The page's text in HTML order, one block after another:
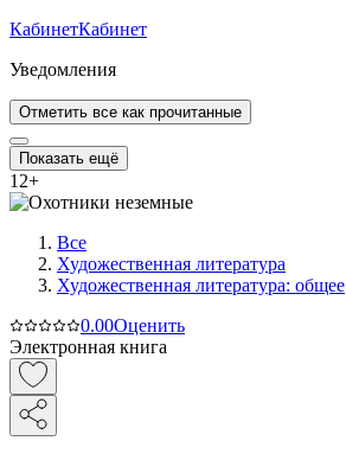
КабинетКабинет
Уведомления
Отметить все как прочитанные
Показать ещё
12+
Все
Художественная литература
Художественная литература: общее
0.00Оценить
Электронная книга